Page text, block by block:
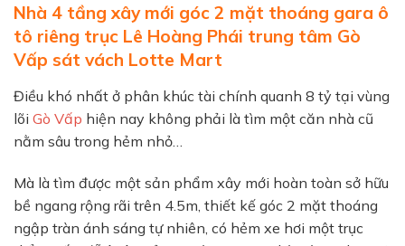
Nhà 4 tầng xây mới góc 2 mặt thoáng gara ô
tô riêng trục Lê Hoàng Phái trung tâm Gò
Vấp sát vách Lotte Mart
Điều khó nhất ở phân khúc tài chính quanh 8 tỷ tại vùng
lõi Gò Vấp hiện nay không phải là tìm một căn nhà cũ
nằm sâu trong hẻm nhỏ…
Mà là tìm được một sản phẩm xây mới hoàn toàn sở hữu
bề ngang rộng rãi trên 4.5m, thiết kế góc 2 mặt thoáng
ngập tràn ánh sáng tự nhiên, có hẻm xe hơi một trục